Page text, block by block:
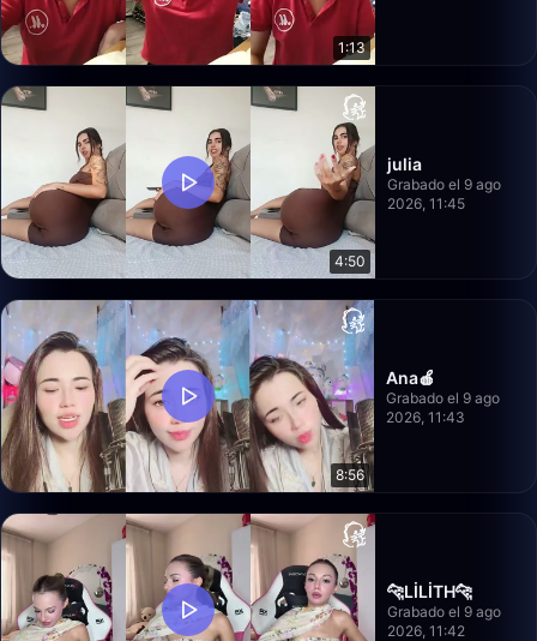
1:13
4:50
julia
Grabado el 9 ago
2026, 11:45
8:56
Ana🍎
Grabado el 9 ago
2026, 11:43
🐆LİLİTH🐆
Grabado el 9 ago
2026, 11:42